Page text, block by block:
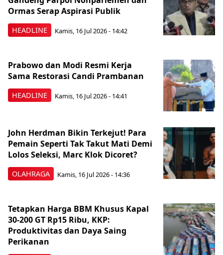
HEADLINE
Ormas Serap Aspirasi Publik
Kamis, 16 Jul 2026 - 14:42
HEADLINE
Prabowo dan Modi Resmi Kerja
Sama Restorasi Candi Prambanan
Kamis, 16 Jul 2026 - 14:41
OLAHRAGA
John Herdman Bikin Terkejut! Para
Pemain Seperti Tak Takut Mati Demi
Lolos Seleksi, Marc Klok Dicoret?
Kamis, 16 Jul 2026 - 14:36
Tetapkan Harga BBM Khusus Kapal
30-200 GT Rp15 Ribu, KKP:
Produktivitas dan Daya Saing
Perikanan